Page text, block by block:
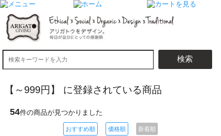
検索
【～999円】 に登録されている商品
54件の商品が見つかりました
おすすめ順 価格順 新着順